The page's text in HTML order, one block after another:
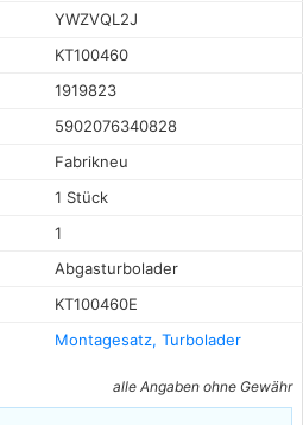
YWZVQL2J
KT100460
1919823
5902076340828
Fabrikneu
1 Stück
1
Abgasturbolader
KT100460E
Montagesatz, Turbolader
alle Angaben ohne Gewähr